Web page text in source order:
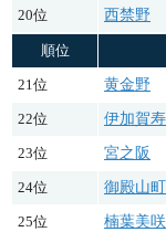
20位 西禁野
順位
21位 黄金野
22位 伊加賀寿
23位 宮之阪
24位 御殿山町
25位 楠葉美咲